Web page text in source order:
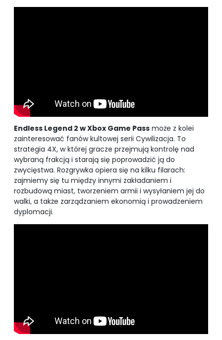
Endless Legend 2 w Xbox Game Pass może z kolei
zainteresować fanów kultowej serii Cywilizacja. To
strategia 4X, w której gracze przejmują kontrolę nad
wybraną frakcją i starają się poprowadzić ją do
zwycięstwa. Rozgrywka opiera się na kilku filarach:
zajmiemy się tu między innymi zakładaniem i
rozbudową miast, tworzeniem armii i wysyłaniem jej do
walki, a także zarządzaniem ekonomią i prowadzeniem
dyplomacji.